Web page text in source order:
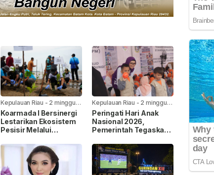
Kepulauan Riau - 2 minggu
yang lalu
Koarmada I Bersinergi
Lestarikan Ekosistem
Pesisir Melalui
Kepulauan Riau - 2 minggu
yang lalu
Peringati Hari Anak
Nasional 2026,
Pemerintah Tegaskan
Anak